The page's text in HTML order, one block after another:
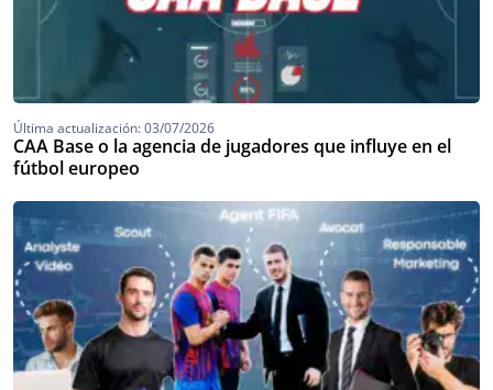
Última actualización: 03/07/2026
CAA Base o la agencia de jugadores que influye en el
fútbol europeo